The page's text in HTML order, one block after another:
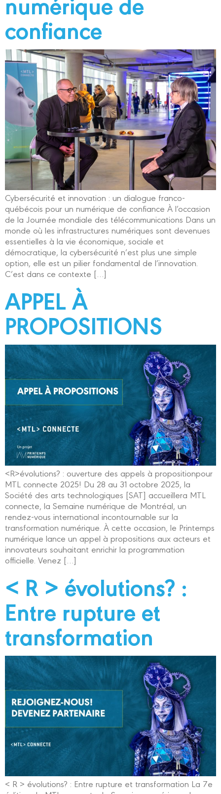
confiance
Cybersécurité et innovation : un dialogue franco-
québécois pour un numérique de confiance À l’occasion
de la Journée mondiale des télécommunications Dans un
monde où les infrastructures numériques sont devenues
essentielles à la vie économique, sociale et
démocratique, la cybersécurité n’est plus une simple
option, elle est un pilier fondamental de l’innovation.
C’est dans ce contexte […]
APPEL À
PROPOSITIONS
<R>évolutions? : ouverture des appels à propositionpour
MTL connecte 2025! Du 28 au 31 octobre 2025, la
Société des arts technologiques [SAT] accueillera MTL
connecte, la Semaine numérique de Montréal, un
rendez-vous international incontournable sur la
transformation numérique. À cette occasion, le Printemps
numérique lance un appel à propositions aux acteurs et
innovateurs souhaitant enrichir la programmation
officielle. Venez […]
< R > évolutions? :
Entre rupture et
transformation
< R > évolutions? : Entre rupture et transformation La 7e